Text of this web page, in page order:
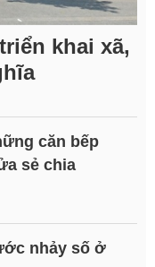
khai xã,
căn bếp
sẻ chia
nhảy số ở